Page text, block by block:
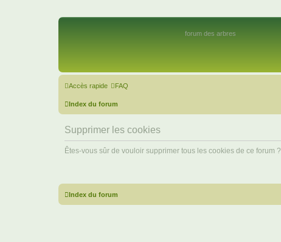
forum des arbres
Accès rapide FAQ
Index du forum
Supprimer les cookies
Êtes-vous sûr de vouloir supprimer tous les cookies de ce forum ?
Index du forum